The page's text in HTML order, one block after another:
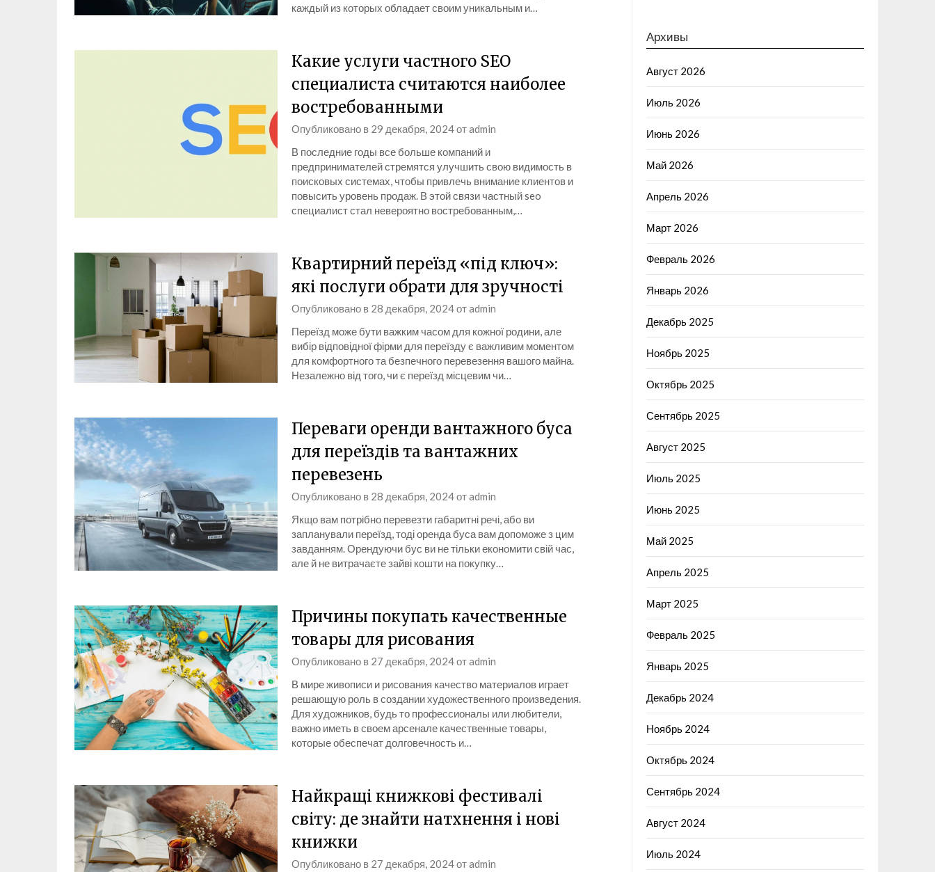
каждый из которых обладает своим уникальным и…
Какие услуги частного SEO
специалиста считаются наиболее
востребованными
Опубликовано в 29 декабря, 2024отadmin
В последние годы все больше компаний и
предпринимателей стремятся улучшить свою видимость в
поисковых системах, чтобы привлечь внимание клиентов и
повысить уровень продаж. В этой связи частный seo
специалист стал невероятно востребованным,…
Квартирний переїзд «під ключ»:
які послуги обрати для зручності
Опубликовано в 28 декабря, 2024отadmin
Переїзд може бути важким часом для кожної родини, але
вибір відповідної фірми ͏для переїзду є важливим моментом
для комфортного та безпечного перевезення вашого майна.
Незалежно від͏ ͏того, чи є переїзд місцевим чи…
Переваги оренди вантажного буса
для переїздів та вантажних
перевезень
Опубликовано в 28 декабря, 2024отadmin
Якщо вам потрібно перевезти габаритні речі, або ви
запланували переїзд, тоді оренда буса вам допоможе з цим
завданням. Орендуючи бус ви не тільки економити свій час,
але й не витрачаєте зайві кошти на покупку…
Причины покупать качественные
товары для рисования
Опубликовано в 27 декабря, 2024отadmin
В мире живописи и рисования качество материалов играет
решающую роль в создании художественного произведения.
Для художников, будь то профессионалы или любители,
важно иметь в своем арсенале качественные товары,
которые обеспечат долговечность и…
Найкращі книжкові фестивалі
світу: де знайти натхнення і нові
книжки
Опубликовано в 27 декабря, 2024отadmin
Архивы
Август 2026
Июль 2026
Июнь 2026
Май 2026
Апрель 2026
Март 2026
Февраль 2026
Январь 2026
Декабрь 2025
Ноябрь 2025
Октябрь 2025
Сентябрь 2025
Август 2025
Июль 2025
Июнь 2025
Май 2025
Апрель 2025
Март 2025
Февраль 2025
Январь 2025
Декабрь 2024
Ноябрь 2024
Октябрь 2024
Сентябрь 2024
Август 2024
Июль 2024